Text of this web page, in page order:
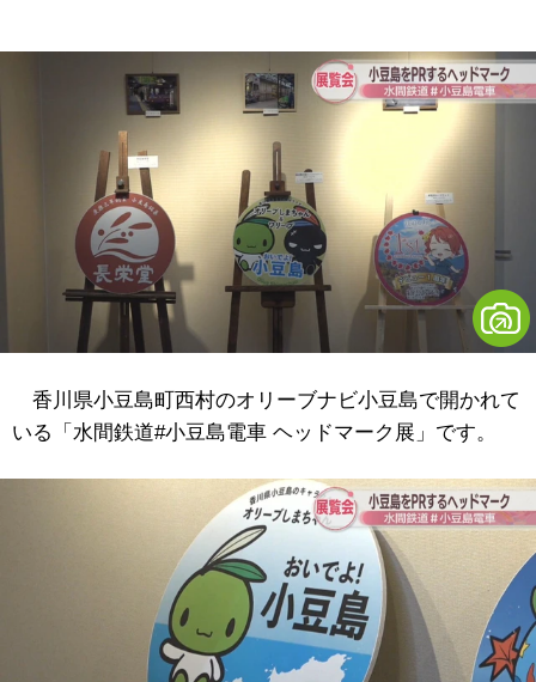
香川県小豆島町西村のオリーブナビ小豆島で開かれて
いる「水間鉄道#小豆島電車 ヘッドマーク展」です。